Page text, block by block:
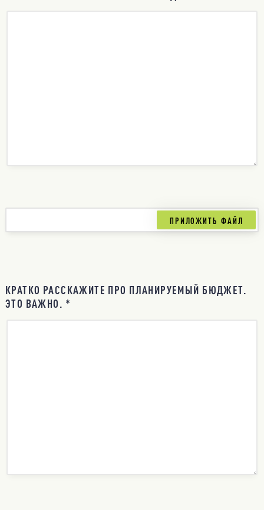
КРАТКО РАССКАЖИТЕ ПРО ПЛАНИРУЕМЫЙ БЮДЖЕТ.
ЭТО ВАЖНО. *